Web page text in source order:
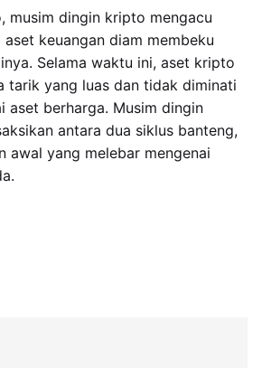
musim dingin kripto mengacu
keuangan diam membeku
Selama waktu ini, aset kripto
tarik yang luas dan tidak diminati
aset berharga. Musim dingin
antara dua siklus banteng,
awal yang melebar mengenai